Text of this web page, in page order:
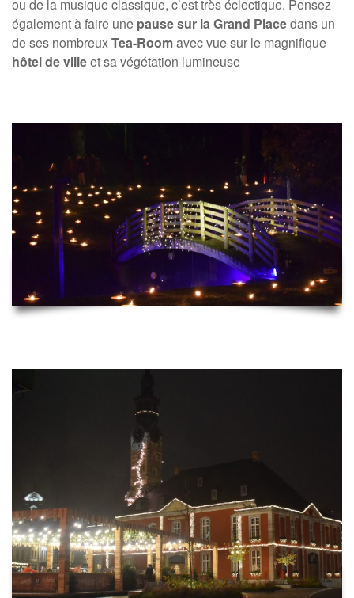
ou de la musique classique, c’est très éclectique. Pensez
également à faire une pause sur la Grand Placedans un
de ses nombreuxTea-Roomavec vue sur le magnifique
hôtel de villeet sa végétation lumineuse